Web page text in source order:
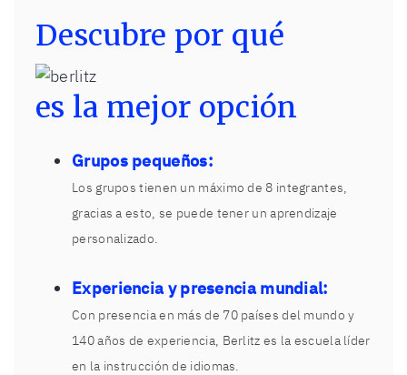
Descubre por qué
es la mejor opción
Grupos pequeños:
Los grupos tienen un máximo de 8 integrantes,
gracias a esto, se puede tener un aprendizaje
personalizado.
Experiencia y presencia mundial:
Con presencia en más de 70 países del mundo y
140 años de experiencia, Berlitz es la escuela líder
en la instrucción de idiomas.